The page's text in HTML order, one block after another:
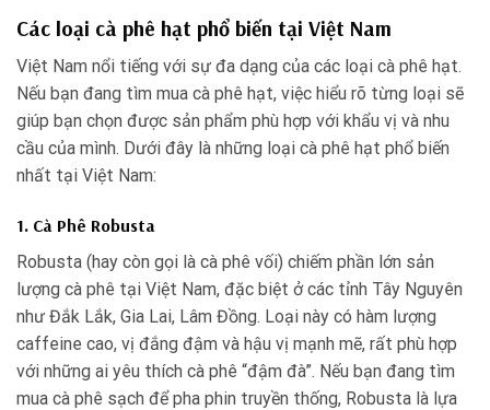
Các loại cà phê hạt phổ biến tại Việt Nam
Việt Nam nổi tiếng với sự đa dạng của các loại cà phê hạt.
Nếu bạn đang tìm mua cà phê hạt, việc hiểu rõ từng loại sẽ
giúp bạn chọn được sản phẩm phù hợp với khẩu vị và nhu
cầu của mình. Dưới đây là những loại cà phê hạt phổ biến
nhất tại Việt Nam:
1. Cà Phê Robusta
Robusta (hay còn gọi là cà phê vối) chiếm phần lớn sản
lượng cà phê tại Việt Nam, đặc biệt ở các tỉnh Tây Nguyên
như Đắk Lắk, Gia Lai, Lâm Đồng. Loại này có hàm lượng
caffeine cao, vị đắng đậm và hậu vị mạnh mẽ, rất phù hợp
với những ai yêu thích cà phê “đậm đà”. Nếu bạn đang tìm
mua cà phê sạch để pha phin truyền thống, Robusta là lựa